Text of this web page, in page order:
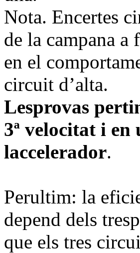
Nota. Encertes
de la campana a
en el
circuit d’alta.
Lesprovas
3ª velocitat i
laccelerador.
Perultim: la
depend dels
que els tres